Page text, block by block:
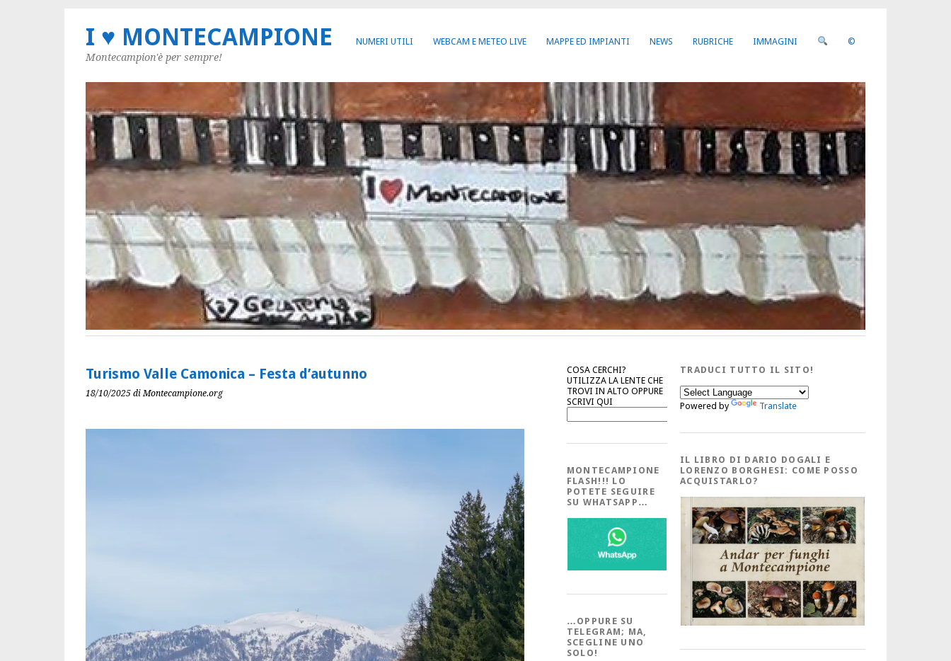
NUMERI UTILI WEBCAM E METEO LIVE MAPPE ED IMPIANTI NEWS RUBRICHE IMMAGINI ©
I ♥ MONTECAMPIONE
Montecampion'è per sempre!
Turismo Valle Camonica – Festa d’autunno
18/10/2025 di Montecampione.org
COSA CERCHI?
UTILIZZA LA LENTE CHE
TROVI IN ALTO OPPURE
SCRIVI QUI
Cerca
MONTECAMPIONE
FLASH!!! LO
POTETE SEGUIRE
SU WHATSAPP…
…OPPURE SU
TELEGRAM; MA,
SCEGLINE UNO
SOLO!
TRADUCI TUTTO IL SITO!
Powered by Translate
IL LIBRO DI DARIO DOGALI E
LORENZO BORGHESI: COME POSSO
ACQUISTARLO?